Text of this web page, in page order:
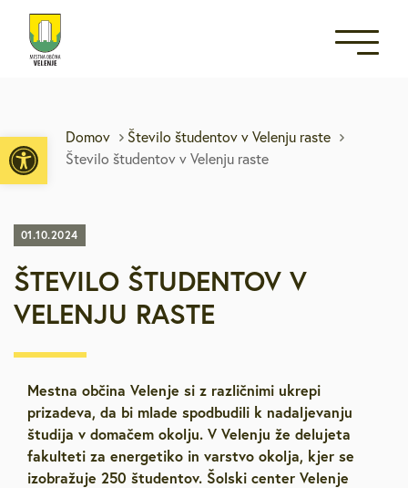
Open toolbar
Domov
Število študentov v Velenju raste
Število študentov v Velenju raste
01.10.2024
ŠTEVILO ŠTUDENTOV V
VELENJU RASTE
Mestna občina Velenje si z različnimi ukrepi
prizadeva, da bi mlade spodbudili k nadaljevanju
študija v domačem okolju. V Velenju že delujeta
fakulteti za energetiko in varstvo okolja, kjer se
izobražuje 250 študentov. Šolski center Velenje